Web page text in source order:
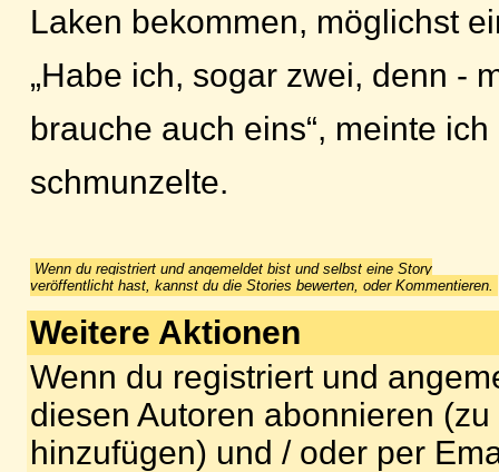
Laken bekommen, möglichst
„Habe ich, sogar zwei, denn -
brauche auch eins“, meinte
schmunzelte.
Wenn du registriert und angemeldet bist und selbst eine Story
veröffentlicht hast, kannst du die Stories bewerten, oder Kommentieren.
Weitere Aktionen
Wenn du registriert und
diesen Autoren abonnieren
hinzufügen) und / oder per